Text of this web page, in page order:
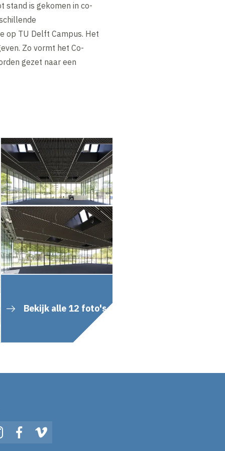
stand is gekomen in co-
op TU Delft Campus. Het
Zo vormt het Co-
gezet naar een
Bekijk alle 12 foto's
FacebookVimeo